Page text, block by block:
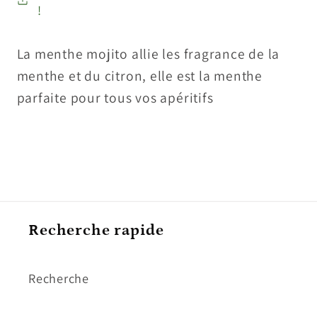
!
La menthe mojito allie les fragrance de la
menthe et du citron, elle est la menthe
parfaite pour tous vos apéritifs
Recherche rapide
Recherche